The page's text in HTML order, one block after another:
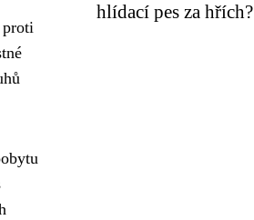
proti
hlídací pes za hřích?